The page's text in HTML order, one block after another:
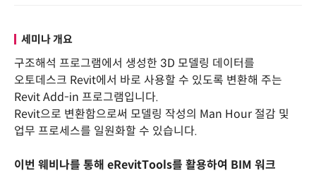
세미나 개요
구조해석 프로그램에서 생성한 3D 모델링 데이터를
오토데스크 Revit에서 바로 사용할 수 있도록 변환해 주는
Revit Add-in 프로그램입니다.
Revit으로 변환함으로써 모델링 작성의 Man Hour 절감 및
업무 프로세스를 일원화할 수 있습니다.
이번 웨비나를 통해 eRevitTools를 활용하여 BIM 워크